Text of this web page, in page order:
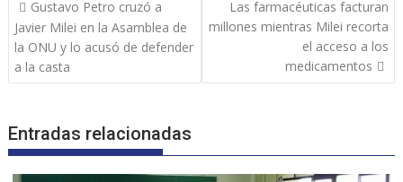
de
entradas
Gustavo Petro cruzó a
Javier Milei en la Asamblea de
la ONU y lo acusó de defender
a la casta
Las farmacéuticas facturan
millones mientras Milei recorta
el acceso a los
medicamentos
Entradas relacionadas